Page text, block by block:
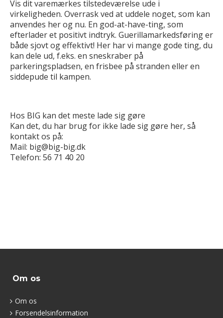
Vis dit varemærkes tilstedeværelse ude i
virkeligheden. Overrask ved at uddele noget, som kan
anvendes her og nu. En god-at-have-ting, som
efterlader et positivt indtryk. Guerillamarkedsføring er
både sjovt og effektivt! Her har vi mange gode ting, du
kan dele ud, f.eks. en sneskraber på
parkeringspladsen, en frisbee på stranden eller en
siddepude til kampen.
Hos BIG kan det meste lade sig gøre
Kan det, du har brug for ikke lade sig gøre her, så
kontakt os på:
Mail: big@big-big.dk
Telefon: 56 71 40 20
Om os
Om os
Forsendelsinformation